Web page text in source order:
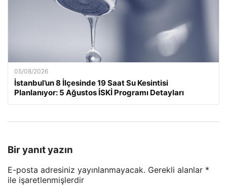
05/08/2026
İstanbul’un 8 İlçesinde 19 Saat Su Kesintisi
Planlanıyor: 5 Ağustos İSKİ Programı Detayları
Bir yanıt yazın
E-posta adresiniz yayınlanmayacak. Gerekli alanlar *
ile işaretlenmişlerdir